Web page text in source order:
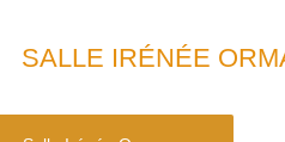
SALLE IRÉNÉE